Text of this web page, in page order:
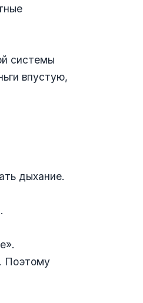
системы
впустую,
дыхание.
Поэтому